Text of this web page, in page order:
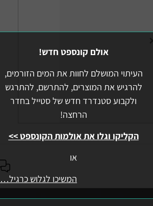
אולם קונספט חדש!
העיתוי המושלם לחוות את המים הזורמים,
להרגיש את המוצרים, להתרשם, להתרגש
ולקבוע סטנדרד חדש של סטייל בחדר
הרחצה!
הקליקו וגלו את אולמות הקונספט >>
או
המשיכו לגלוש כרגיל…